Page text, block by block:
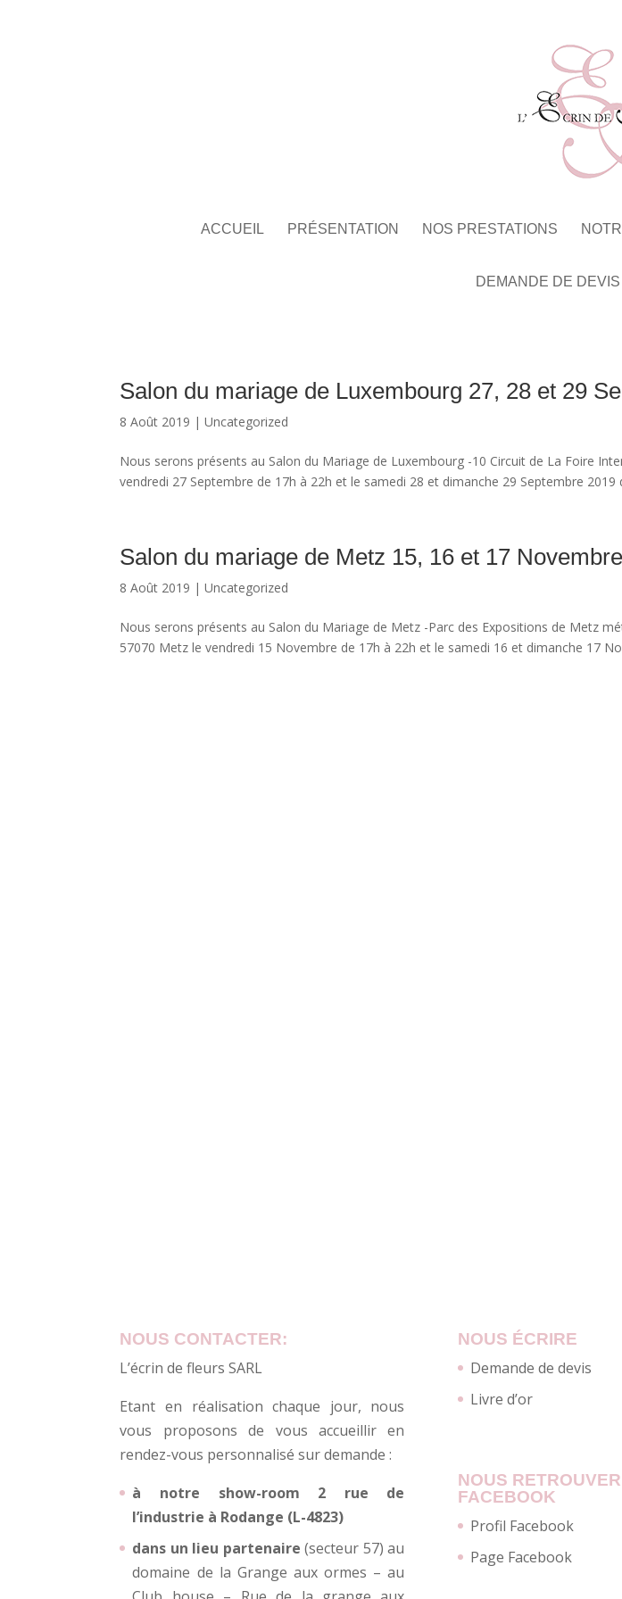
ACCUEIL PRÉSENTATION NOS PRESTATIONS
DEMANDE DE DEVIS
Salon du mariage de Luxembourg 27, 28 et 29
8 Août 2019 |Uncategorized
Nous serons présents au Salon du Mariage de Luxembourg -10 Circuit de La Foire
vendredi 27 Septembre de 17h à 22h et le samedi 28 et dimanche 29 Septembre 2019
Salon du mariage de Metz 15, 16 et 17
8 Août 2019 |Uncategorized
Nous serons présents au Salon du Mariage de Metz -Parc des Expositions de Metz
57070 Metz le vendredi 15 Novembre de 17h à 22h et le samedi 16 et dimanche 17
NOUS CONTACTER:
L’écrin de fleurs SARL
Etant en réalisation chaque jour, nous
vous proposons de vous accueillir en
rendez-vous personnalisé sur demande :
à notre show-room 2 rue de
l’industrie à Rodange (L-4823)
dans un lieu partenaire (secteur 57) au
domaine de la Grange aux ormes – au
NOUS ÉCRIRE
Demande de devis
Livre d’or
NOUS
FACEBOOK
Profil Facebook
Page Facebook